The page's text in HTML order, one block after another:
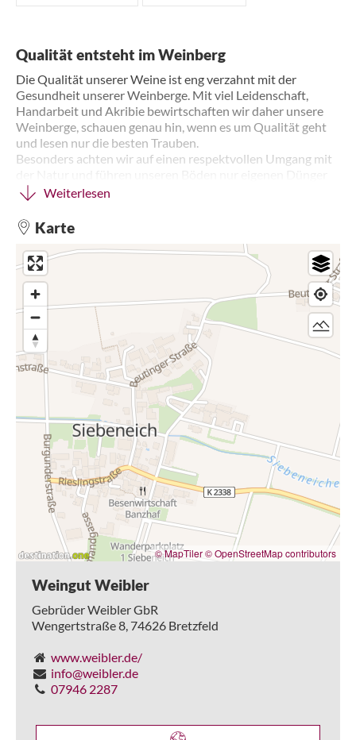
Qualität entsteht im Weinberg
Die Qualität unserer Weine ist eng verzahnt mit der
Gesundheit unserer Weinberge. Mit viel Leidenschaft,
Handarbeit und Akribie bewirtschaften wir daher unsere
Weinberge, schauen genau hin, wenn es um Qualität geht
und lesen nur die besten Trauben.
Besonders achten wir auf einen respektvollen Umgang mit
unserer Rinder oder wertvolle Gärreste aus der
Biogasanlage zu. Schon die alten Landwirte und Wengerter
wussten, dass die Weinberge, die mit Mist gedüngt wurden,
die komplexeren Weine hervorbrachten. Unsere Weinberge
profitieren demnach direkt von der eigenen Tierhaltung.
Weiterlesen
Karte
© MapTiler© OpenStreetMap contributors
Weingut Weibler
Gebrüder Weibler GbR
Wengertstraße 8, 74626 Bretzfeld
www.weibler.de/
info@weibler.de
07946 2287